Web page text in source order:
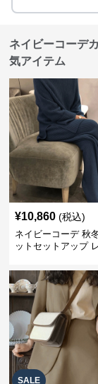
ネイビーコーデ
気アイテム
¥10,860 (税込)
ネイビーコーデ 秋
ットセットアップ
SALE